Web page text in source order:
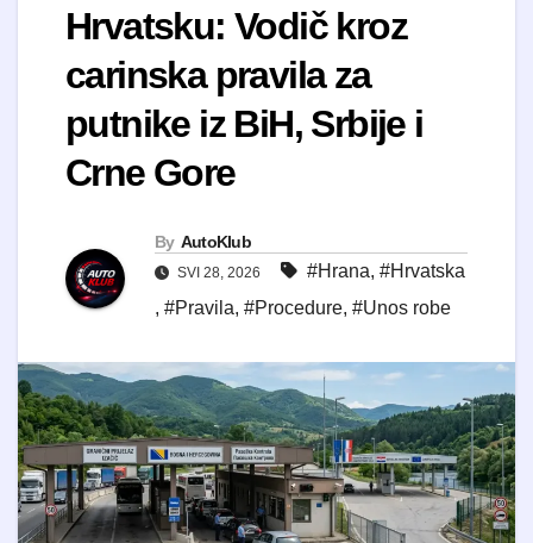
Hrvatsku: Vodič kroz
carinska pravila za
putnike iz BiH, Srbije i
Crne Gore
By AutoKlub
SVI 28, 2026 #Hrana, #Hrvatska
, #Pravila, #Procedure, #Unos robe